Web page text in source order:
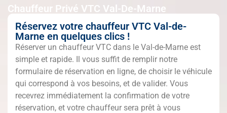
Chauffeur Privé VTC Val-De-Marne
Réservez votre chauffeur VTC Val-de-
Marne en quelques clics !
Réserver un chauffeur VTC dans le Val-de-Marne est
simple et rapide. Il vous suffit de remplir notre
formulaire de réservation en ligne, de choisir le véhicule
qui correspond à vos besoins, et de valider. Vous
recevrez immédiatement la confirmation de votre
réservation, et votre chauffeur sera prêt à vous